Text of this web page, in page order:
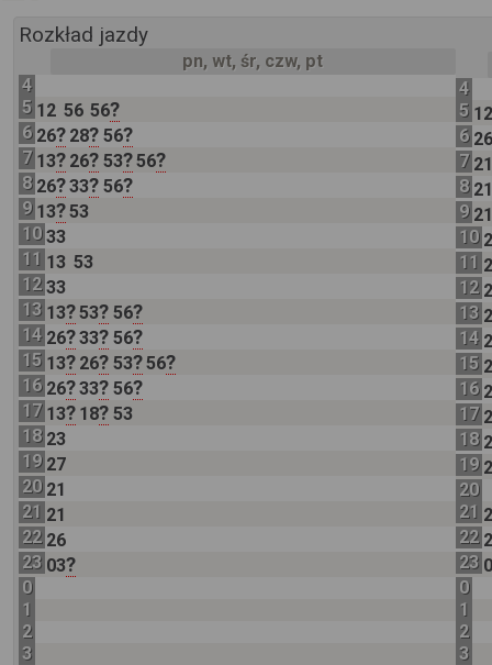
Rozkład jazdy
pn, wt, śr, czw, pt
4
5 12 56 56?
6 26? 28? 56?
7 13? 26? 53?56?
8 26?33? 56?
9 13?53
10 33
11 13 53
12 33
13 13?53? 56?
14 26?33? 56?
15 13? 26? 53?56?
16 26?33? 56?
17 13? 18? 53
18 23
19 27
20 21
21 21
22 26
23 03?
0
1
2
3
4
5
6
7
8
9
10
11
12
13
14
15
16
17
18
19
20
21
22
23
0
1
2
3